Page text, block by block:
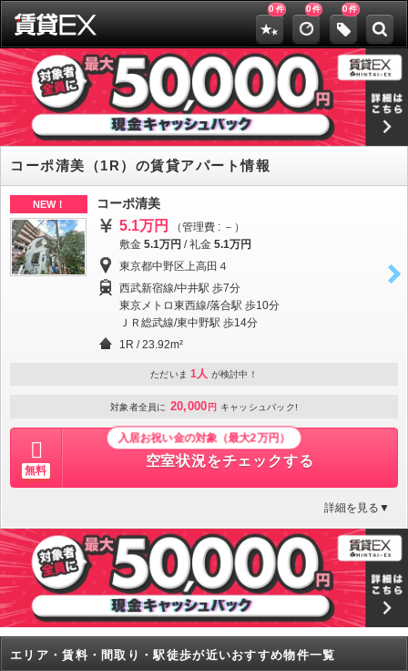
0 件 0件 0件
コーポ清美（1R）の賃貸アパート情報
NEW！ コーポ清美
5.1万円
（管理費 : －）
敷金 5.1万円 /礼金 5.1万円
東京都中野区上高田４
西武新宿線/中井駅 歩7分
東京メトロ東西線/落合駅 歩10分
ＪＲ総武線/東中野駅 歩14分
1R / 23.92m²
ただいま 1人 が検討中！
対象者全員に 20,000 円 キャッシュバック!
無料
入居お祝い金の対象（最大2万円）
空室状況をチェックする
詳細を見る▼
エリア・賃料・間取り・駅徒歩が近いおすすめ物件一覧